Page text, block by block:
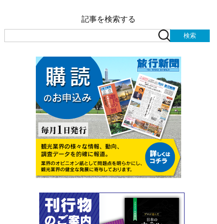
記事を検索する